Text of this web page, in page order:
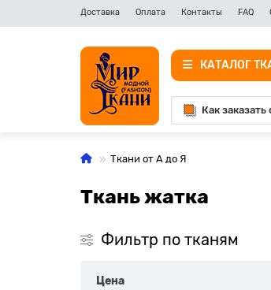
Доставка Оплата Контакты FAQ
КАТАЛОГ
Как
Ткани от А до Я
Ткань жатка
Фильтр по тканям
Цена